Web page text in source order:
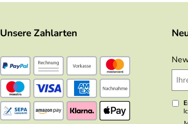
Unsere Zahlarten